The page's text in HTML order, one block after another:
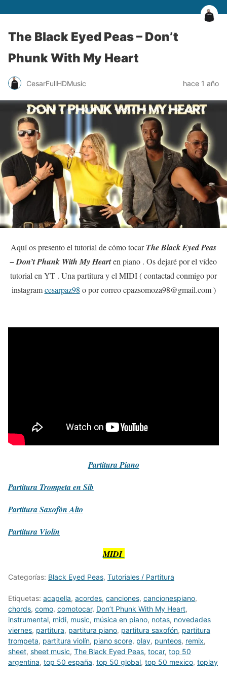
The Black Eyed Peas – Don’t
Phunk With My Heart
CesarFullHDMusic hace 1 año
Aquí os presento el tutorial de cómo tocarThe Black Eyed Peas
– Don’t Phunk With My Hearten piano . Os dejaré por el vídeo
tutorial en YT . Una partitura y el MIDI ( contactad conmigo por
instagramcesarpaz98 o por correo cpazsomoza98@gmail.com )
PartituraPiano
Partitura Trompeta en Sib
PartituraSaxofón Alto
Partitura Violín
MIDI
Categorías: Black Eyed Peas, Tutoriales / Partitura
Etiquetas: acapella, acordes, canciones, cancionespiano,
chords, como, comotocar, Don’t Phunk With My Heart,
instrumental, midi, music, música en piano, notas, novedades
viernes, partitura, partitura piano, partitura saxofón, partitura
trompeta, partitura violín, piano score, play, punteos, remix,
sheet, sheet music, The Black Eyed Peas, tocar, top 50
argentina, top 50 españa, top 50 global, top 50 mexico, toplay